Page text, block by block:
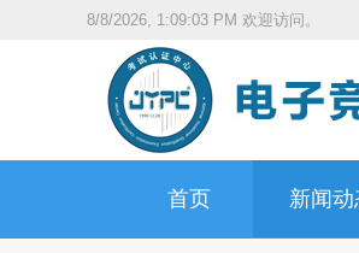
8/8/2026, 1:09:05 PM 欢迎访问。
首页 新闻动